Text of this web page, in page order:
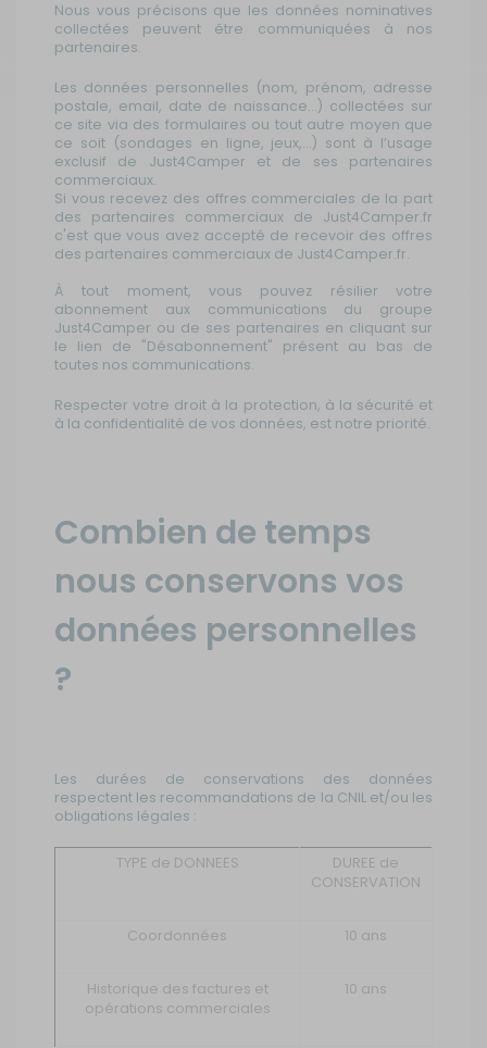
Nous vous précisons que les données nominatives
collectées peuvent être communiquées à nos
partenaires.
Les données personnelles (nom, prénom, adresse
postale, email, date de naissance...) collectées sur
ce site via des formulaires ou tout autre moyen que
ce soit (sondages en ligne, jeux,...) sont à l’usage
exclusif de Just4Camper et de ses partenaires
commerciaux.
Si vous recevez des offres commerciales de la part
des partenaires commerciaux de Just4Camper.fr
c'est que vous avez accepté de recevoir des offres
des partenaires commerciaux de Just4Camper.fr.
À tout moment, vous pouvez résilier votre
abonnement aux communications du groupe
Just4Camper ou de ses partenaires en cliquant sur
le lien de "Désabonnement" présent au bas de
toutes nos communications.
Respecter votre droit à la protection, à la sécurité et
à la confidentialité de vos données, est notre priorité.
Combien de temps
nous conservons vos
données personnelles
?
Les durées de conservations des données
respectent les recommandations de la CNIL et/ou les
obligations légales :
TYPE de DONNEES
DUREE de
CONSERVATION
Coordonnées 10 ans
Historique des factures et
opérations commerciales
10 ans